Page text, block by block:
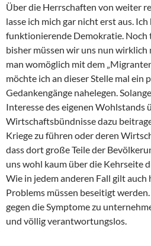
Über die Herrschaften von weiter
lasse ich mich gar nicht erst aus.
funktionierende Demokratie.
bisher müssen wir uns nun
man womöglich mit dem
möchte ich an dieser Stelle mal ein
Gedankengänge nahelegen.
Interesse des eigenen Wohlstands
Wirtschaftsbündnisse dazu
Kriege zu führen oder deren
dass dort große Teile der
uns wohl kaum über die Kehrseite
Wie in jedem anderen Fall gilt auch
Problems müssen beseitigt
gegen die Symptome zu
und völlig verantwortungslos.